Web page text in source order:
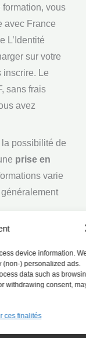
device information.
(non-) personalized ads.
data such as
withdrawing consent,
ces finalités
vous
avec France
L’Identité
sur votre
inscrire. Le
sans frais
avez
possibilité de
prise en
varie
:
être
qu’elles
diplôme, d’un
reconnue.